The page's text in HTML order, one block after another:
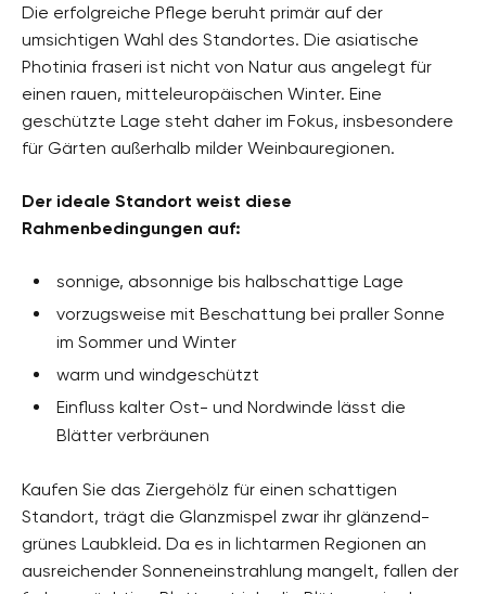
Die erfolgreiche Pflege beruht primär auf der
umsichtigen Wahl des Standortes. Die asiatische
Photinia fraseri ist nicht von Natur aus angelegt für
einen rauen, mitteleuropäischen Winter. Eine
geschützte Lage steht daher im Fokus, insbesondere
für Gärten außerhalb milder Weinbauregionen.
Der ideale Standort weist diese
Rahmenbedingungen auf:
sonnige, absonnige bis halbschattige Lage
vorzugsweise mit Beschattung bei praller Sonne
im Sommer und Winter
warm und windgeschützt
Einfluss kalter Ost- und Nordwinde lässt die
Blätter verbräunen
Kaufen Sie das Ziergehölz für einen schattigen
Standort, trägt die Glanzmispel zwar ihr glänzend-
grünes Laubkleid. Da es in lichtarmen Regionen an
ausreichender Sonneneinstrahlung mangelt, fallen der